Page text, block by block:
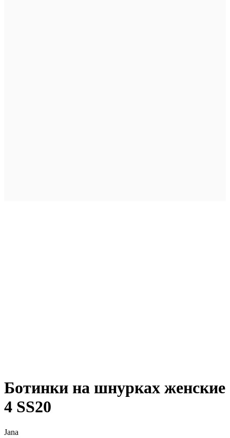
Ботинки на шнурках женские
4 SS20
Jana